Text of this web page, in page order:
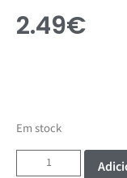
2.49€
Em stock